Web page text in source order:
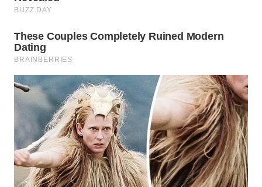
WN
TIMUR
WN
SEMARANG
WN
SOLO
WN
BOROBUDUR